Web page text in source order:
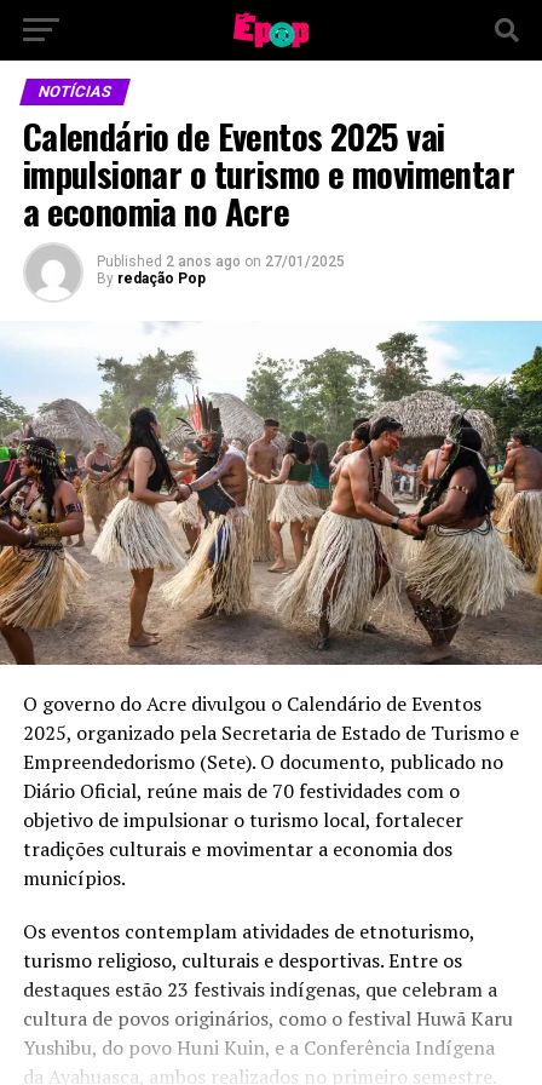
NOTÍCIAS
Calendário de Eventos 2025 vai
impulsionar o turismo e movimentar
a economia no Acre
Published 2 anos ago on 27/01/2025
By redação Pop
O governo do Acre divulgou o Calendário de Eventos
2025, organizado pela Secretaria de Estado de Turismo e
Empreendedorismo (Sete). O documento, publicado no
Diário Oficial, reúne mais de 70 festividades com o
objetivo de impulsionar o turismo local, fortalecer
tradições culturais e movimentar a economia dos
municípios.
Os eventos contemplam atividades de etnoturismo,
turismo religioso, culturais e desportivas. Entre os
destaques estão 23 festivais indígenas, que celebram a
cultura de povos originários, como o festival Huwã Karu
Yushibu, do povo Huni Kuin, e a Conferência Indígena
da Ayahuasca, ambos realizados no primeiro semestre.